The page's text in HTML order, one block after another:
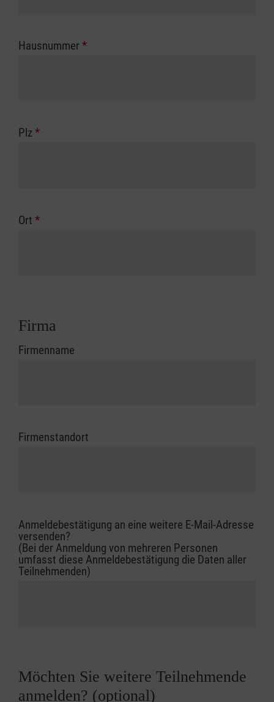
Hausnummer *
Plz*
Ort *
Firma
Firmenname
Firmenstandort
Anmeldebestätigung an eine weitere E-Mail-Adresse
versenden?
(Bei der Anmeldung von mehreren Personen
umfasst diese Anmeldebestätigung die Daten aller
Teilnehmenden)
Möchten Sie weitere Teilnehmende
anmelden? (optional)